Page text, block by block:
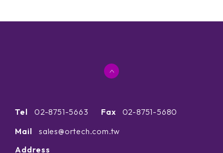
Tel 02-8751-5663 Fax
02-8751-5680
Mail
sales@ortech.com.tw
Address